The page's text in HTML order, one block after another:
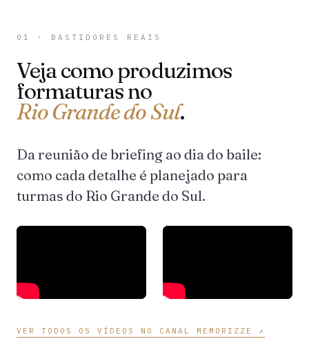
01 · BASTIDORES REAIS
Veja como produzimos
formaturas no
Rio Grande do Sul.
Da reunião de briefing ao dia do baile:
como cada detalhe é planejado para
turmas do Rio Grande do Sul.
VER TODOS OS VÍDEOS NO CANAL MEMORIZZE ↗